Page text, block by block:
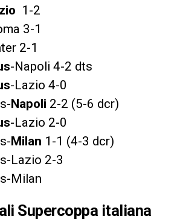
1-2
3-1
2-1
-Napoli 4-2 dts
-Lazio 4-0
Napoli 2-2 (5-6 dcr)
-Lazio 2-0
Milan 1-1 (4-3 dcr)
Lazio 2-3
Milan
Supercoppa italiana